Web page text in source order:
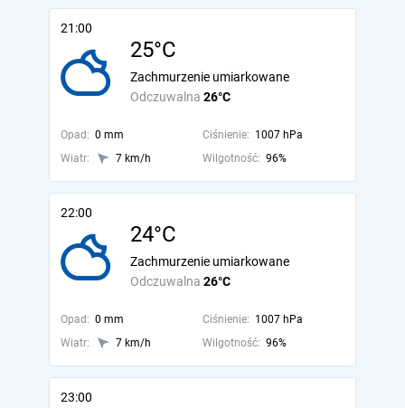
21:00
25°C
Odczuwalna 26°C
Zachmurzenie umiarkowane
Opad: 0 mm Ciśnienie: 1007 hPa
Wiatr:
7 km/h Wilgotność: 96%
22:00
24°C
Odczuwalna 26°C
Zachmurzenie umiarkowane
Opad: 0 mm Ciśnienie: 1007 hPa
Wiatr:
7 km/h Wilgotność: 96%
23:00